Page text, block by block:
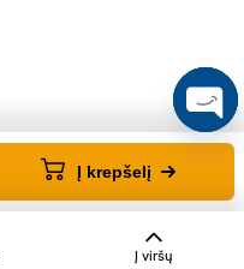
Į krepšelį
Į viršų
O
n